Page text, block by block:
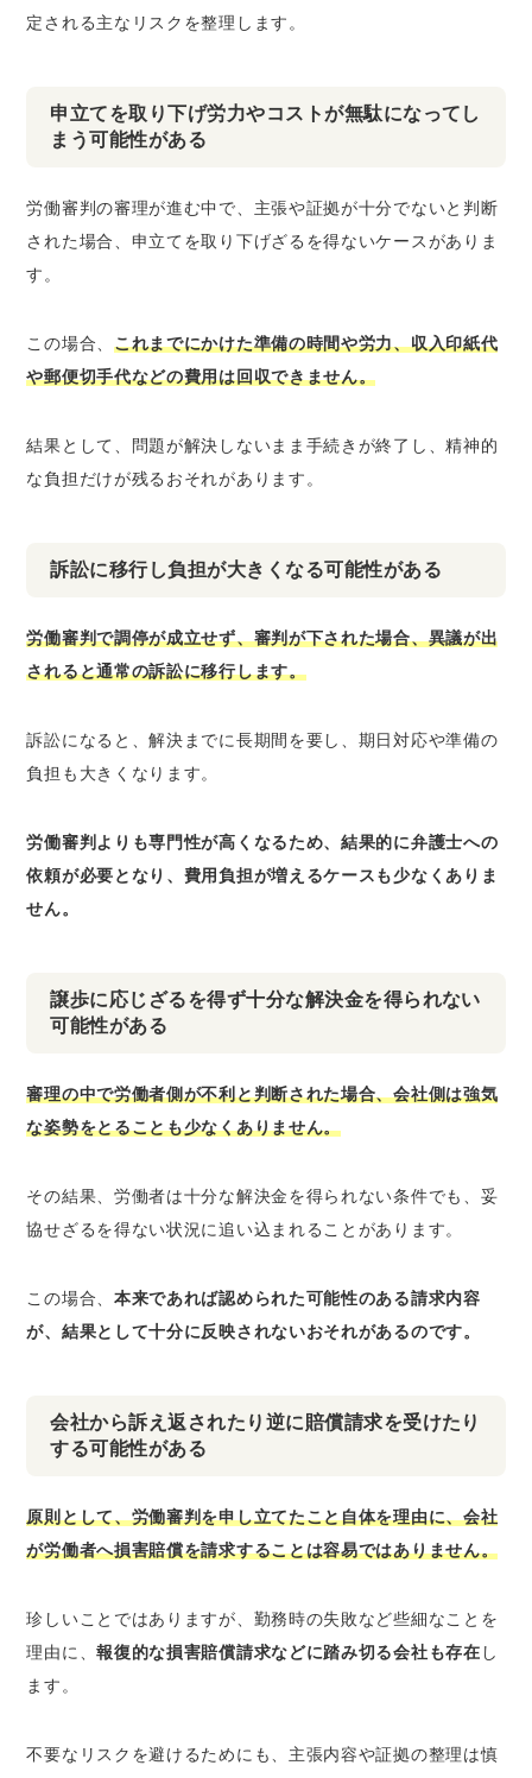
定される主なリスクを整理します。
申立てを取り下げ労力やコストが無駄になってし
まう可能性がある
労働審判の審理が進む中で、主張や証拠が十分でないと判断
された場合、申立てを取り下げざるを得ないケースがありま
す。
この場合、 これまでにかけた準備の時間や労力、収入印紙代
や郵便切手代などの費用は回収できません。
結果として、問題が解決しないまま手続きが終了し、精神的
な負担だけが残るおそれがあります。
訴訟に移行し負担が大きくなる可能性がある
労働審判で調停が成立せず、審判が下された場合、異議が出
されると通常の訴訟に移行します。
訴訟になると、解決までに長期間を要し、期日対応や準備の
負担も大きくなります。
労働審判よりも専門性が高くなるため、結果的に弁護士への
依頼が必要となり、費用負担が増えるケースも少なくありま
せん。
譲歩に応じざるを得ず十分な解決金を得られない
可能性がある
審理の中で労働者側が不利と判断された場合、会社側は強気
な姿勢をとることも少なくありません。
その結果、労働者は十分な解決金を得られない条件でも、妥
協せざるを得ない状況に追い込まれることがあります。
この場合、 本来であれば認められた可能性のある請求内容
が、結果として十分に反映されないおそれがあるのです。
会社から訴え返されたり逆に賠償請求を受けたり
する可能性がある
原則として、労働審判を申し立てたこと自体を理由に、会社
が労働者へ損害賠償を請求することは容易ではありません。
珍しいことではありますが、勤務時の失敗など些細なことを
理由に、報復的な損害賠償請求などに踏み切る会社も存在 し
ます。
不要なリスクを避けるためにも、主張内容や証拠の整理は慎